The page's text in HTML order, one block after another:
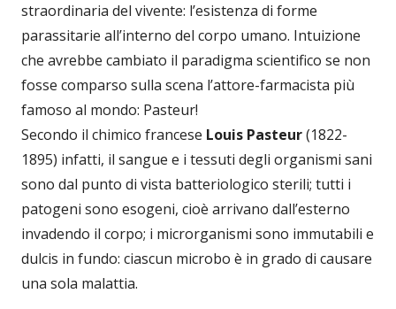
straordinaria del vivente: l’esistenza di forme
parassitarie all’interno del corpo umano. Intuizione
che avrebbe cambiato il paradigma scientifico se non
fosse comparso sulla scena l’attore-farmacista più
famoso al mondo: Pasteur!
Secondo il chimico francese Louis Pasteur(1822-
1895) infatti, il sangue e i tessuti degli organismi sani
sono dal punto di vista batteriologico sterili; tutti i
patogeni sono esogeni, cioè arrivano dall’esterno
invadendo il corpo; i microrganismi sono immutabili e
dulcis in fundo: ciascun microbo è in grado di causare
una sola malattia.